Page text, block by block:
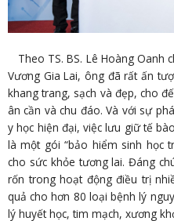
Theo TS. BS. Lê Hoàng Oanh
Vương Gia Lai, ông đã rất ấn
khang trang, sạch và đẹp, cho
ân cần và chu đáo. Và với sự
y học hiện đại, việc lưu giữ tế
là một gói “bảo hiểm sinh học
cho sức khỏe tương lai. Đáng
rốn trong hoạt động điều trị
quả cho hơn 80 loại bệnh lý
lý huyết học, tim mạch, xương